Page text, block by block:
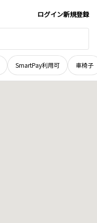
ログイン新規登録
SmartPay利用可 車椅子